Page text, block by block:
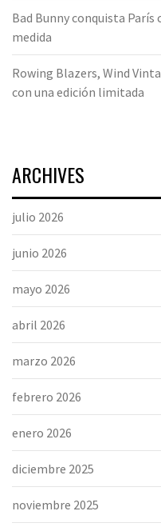
Bad Bunny conquista París
medida
Rowing Blazers, Wind
con una edición limitada
ARCHIVES
julio 2026
junio 2026
mayo 2026
abril 2026
marzo 2026
febrero 2026
enero 2026
diciembre 2025
noviembre 2025